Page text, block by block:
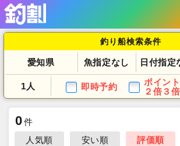
釣り船検索条件
愛知県 魚指定なし 日付指定
1人 即時予約
ポイント
２倍３倍
0件
人気順
安い順 評価順